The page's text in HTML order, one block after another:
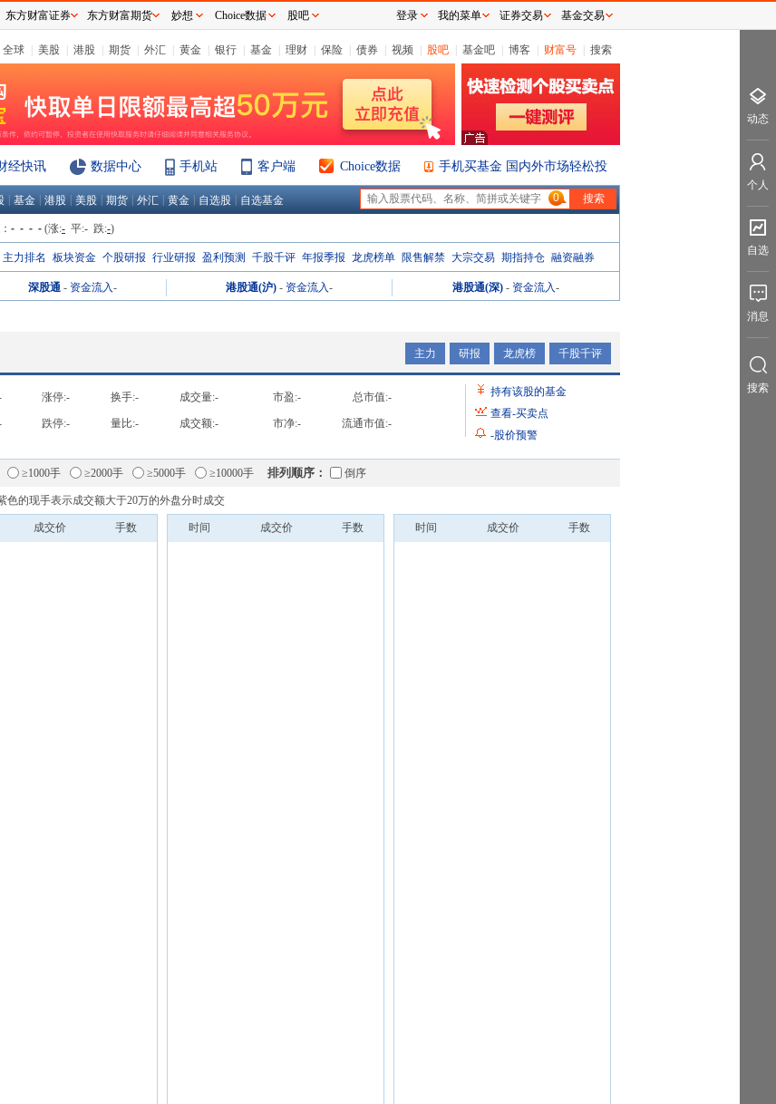
全球 美股 港股 期货 外汇 黄金 银行 基金 理财 保险 债券 视频 股吧 基金吧 博客 财富号 搜索
经快讯 数据中心 手机站 客户端 Choice数据 手机买基金 国内外市场轻松投
基金 港股 美股 期货 外汇 黄金 自选股 自选基金 0
： - - - - (涨:- 平:- 跌:-)
主力排名 板块资金 个股研报 行业研报 盈利预测 千股千评 年报季报 龙虎榜单 限售解禁 大宗交易 期指持仓 融资融券
深股通 - 资金流入- 港股通(沪) - 资金流入- 港股通(深) - 资金流入-
主力 研报 龙虎榜 千股千评
涨停:- 换手:- 成交量:- 市盈:- 总市值:-
跌停:- 量比:- 成交额:- 市净:- 流通市值:-
持有该股的基金
查看-买卖点
-股价预警
≥1000手 ≥2000手 ≥5000手 ≥10000手 排列顺序： 倒序
色的现手表示成交额大于20万的外盘分时成交
成交价 手数 时间 成交价 手数 时间 成交价 手数
东方财富证券 东方财富期货 妙想 Choice数据 股吧 登录 我的菜单 证券交易 基金交易
动态
个人
自选
消息
搜索